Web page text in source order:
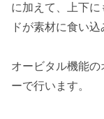
に加えて、上下に
ドが素材に食い
オービタル機能
ーで行います。